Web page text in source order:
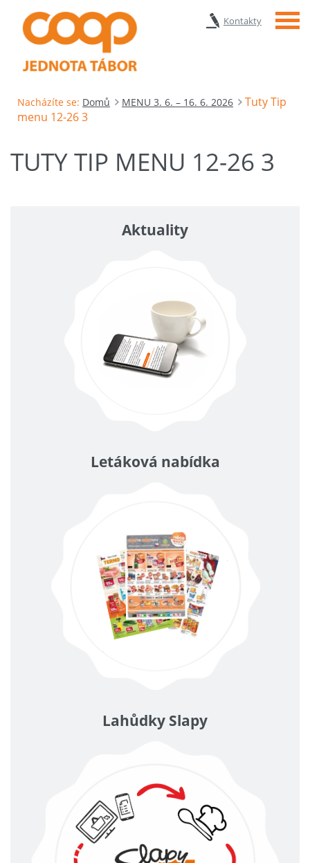
Kontakty Menu
Nacházíte se: Domů MENU 3. 6. – 16. 6. 2026
Tuty Tip
menu 12-26 3
TUTY TIP MENU 12-26 3
Aktuality
Letáková nabídka
Lahůdky Slapy